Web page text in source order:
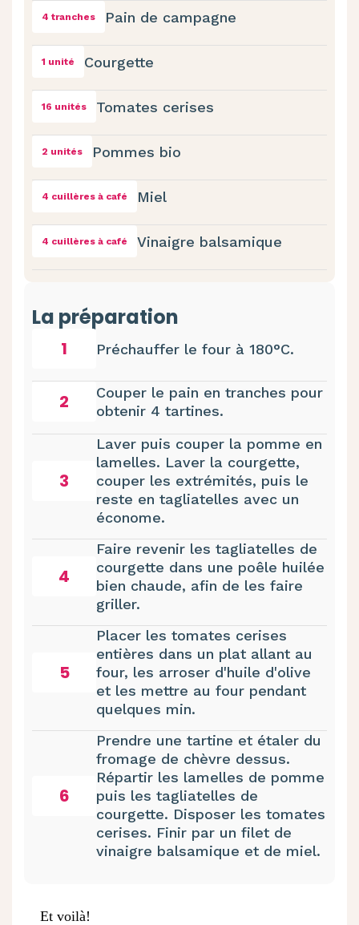
4 tranches Pain de campagne
1 unité Courgette
16 unités Tomates cerises
2 unités Pommes bio
4 cuillères à café Miel
4 cuillères à café Vinaigre balsamique
La préparation
1 Préchauffer le four à 180°C.
2
Couper le pain en tranches pour
obtenir 4 tartines.
3
Laver puis couper la pomme en
lamelles. Laver la courgette,
couper les extrémités, puis le
reste en tagliatelles avec un
économe.
4
Faire revenir les tagliatelles de
courgette dans une poêle huilée
bien chaude, afin de les faire
griller.
5
Placer les tomates cerises
entières dans un plat allant au
four, les arroser d'huile d'olive
et les mettre au four pendant
quelques min.
6
Prendre une tartine et étaler du
fromage de chèvre dessus.
Répartir les lamelles de pomme
puis les tagliatelles de
courgette. Disposer les tomates
cerises. Finir par un filet de
vinaigre balsamique et de miel.
Et voilà!